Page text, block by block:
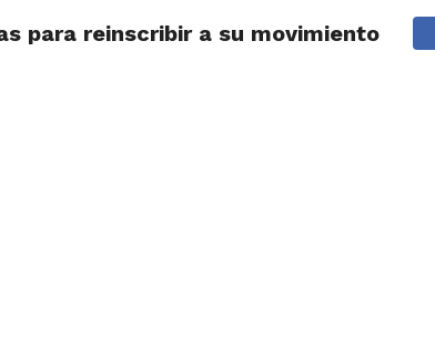
HUARAZ ÁNCASH TÚ ELIGES 2026 POLICIALES
para reinscribir a su movimiento